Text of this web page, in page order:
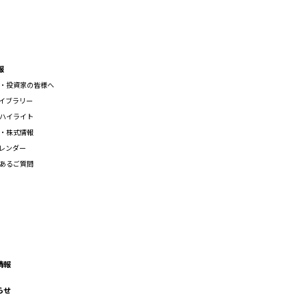
投資家の皆様へ
ブラリー
イライト
株式情報
ンダー
るご質問
報
せ